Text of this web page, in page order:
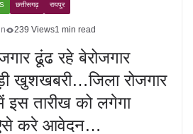
छत्तीसगढ़ रायपुर
239 Views1 min read
ढूंढ रहे बेरोजगार
खुशखबरी…जिला रोजगार
इस तारीख को लगेगा
करे आवेदन…